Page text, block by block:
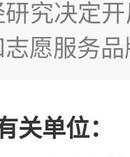
研究决定
志愿服务
关单位：